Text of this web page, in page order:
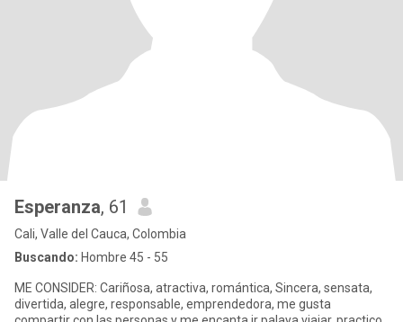
Esperanza, 61
Cali, Valle del Cauca, Colombia
Buscando: Hombre 45 - 55
ME CONSIDER: Cariñosa, atractiva, romántica, Sincera, sensata,
divertida, alegre, responsable, emprendedora, me gusta